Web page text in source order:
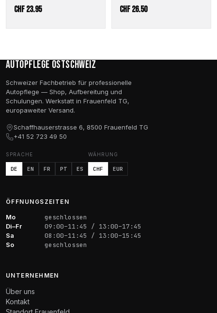
CHF23.95 CHF26.50
Autopflege Ostschweiz
Schweizer Fachbetrieb für professionelle
Autopflege — Shop, Aufbereitung und
Schulungen. Werkstatt in Frauenfeld TG,
europaweiter Versand.
Schaffhauserstrasse 6, 8500 Frauenfeld TG
+41 52 723 49 50
SPRACHE
DE EN FR PT ES
WÄHRUNG
CHF EUR
ÖFFNUNGSZEITEN
Mo geschlossen
Di–Fr 09:00–11:45 / 13:00–17:45
Sa 08:00–11:45 / 13:00–15:45
So geschlossen
UNTERNEHMEN
Über uns
Kontakt